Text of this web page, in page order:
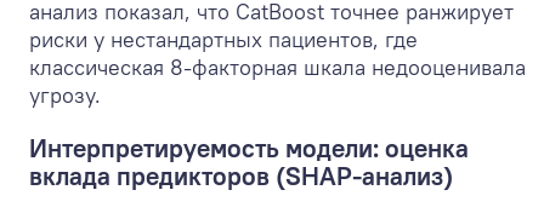
анализ показал, что CatBoost точнее ранжирует
риски у нестандартных пациентов, где
классическая 8-факторная шкала недооценивала
угрозу.
Интерпретируемость модели: оценка
вклада предикторов (SHAP-анализ)